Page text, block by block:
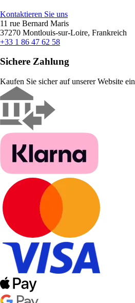
Kontaktieren Sie uns
11 rue Bernard Maris
37270 Montlouis-sur-Loire, Frankreich
+33 1 86 47 62 58
Sichere Zahlung
Kaufen Sie sicher auf unserer Website ein